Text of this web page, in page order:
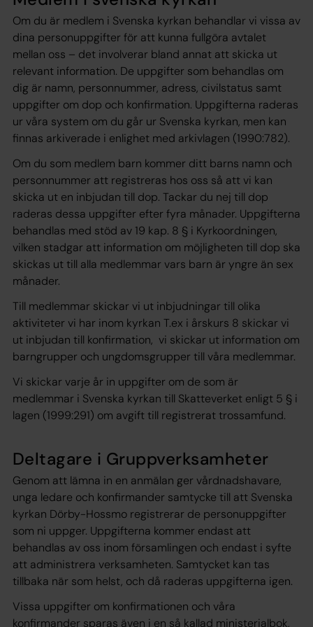
Om du är medlem i Svenska kyrkan behandlar vi vissa av
dina personuppgifter för att kunna fullgöra avtalet
mellan oss – det involverar bland annat att skicka ut
relevant information. De uppgifter som behandlas om
dig är namn, personnummer, adress, civilstatus samt
uppgifter om dop och konfirmation. Uppgifterna raderas
ur våra system om du går ur Svenska kyrkan, men kan
finnas arkiverade i enlighet med arkivlagen (1990:782).
Om du som medlem barn kommer ditt barns namn och
personnummer att registreras hos oss så att vi kan
skicka ut en inbjudan till dop. Tackar du nej till dop
raderas dessa uppgifter efter fyra månader. Uppgifterna
behandlas med stöd av 19 kap. 8 § i Kyrkoordningen,
vilken stadgar att information om möjligheten till dop ska
skickas ut till alla medlemmar vars barn är yngre än sex
månader.
Till medlemmar skickar vi ut inbjudningar till olika
aktiviteter vi har inom kyrkan T.ex i årskurs 8 skickar vi
ut inbjudan till konfirmation, vi skickar ut information om
barngrupper och ungdomsgrupper till våra medlemmar.
Vi skickar varje år in uppgifter om de som är
medlemmar i Svenska kyrkan till Skatteverket enligt 5 § i
lagen (1999:291) om avgift till registrerat trossamfund.
Deltagare i Gruppverksamheter
Genom att lämna in en anmälan ger vårdnadshavare,
unga ledare och konfirmander samtycke till att Svenska
kyrkan Dörby-Hossmo registrerar de personuppgifter
som ni uppger. Uppgifterna kommer endast att
behandlas av oss inom församlingen och endast i syfte
att administrera verksamheten. Samtycket kan tas
tillbaka när som helst, och då raderas uppgifterna igen.
Vissa uppgifter om konfirmationen och våra
konfirmander sparas även i en så kallad ministerialbok,